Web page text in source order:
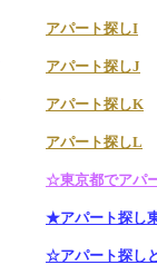
アパート探しI
アパート探しJ
アパート探しK
アパート探しL
☆東京都でアパ
★アパート探し
☆アパート探し